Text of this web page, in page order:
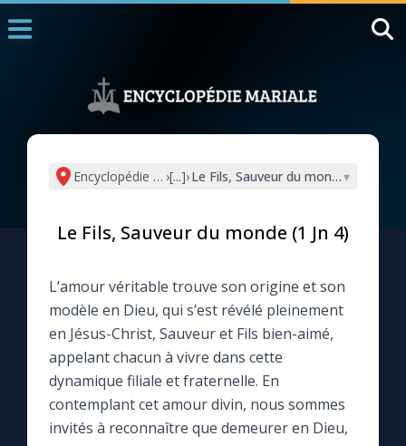
L'actualité de la semaine
La chaîne Youtube
La newsletter
La vidéo de la semaine
Encyclopédie mariale
›[...]›Le Fils, Sauveur du monde (1 Jn 4)
▾
Le Fils, Sauveur du monde (1 Jn 4)
L’amour véritable trouve son origine et son
modèle en Dieu, qui s’est révélé pleinement
en Jésus-Christ, Sauveur et Fils bien-aimé,
appelant chacun à vivre dans cette
dynamique filiale et fraternelle. En
contemplant cet amour divin, nous sommes
invités à reconnaître que demeurer en Dieu,